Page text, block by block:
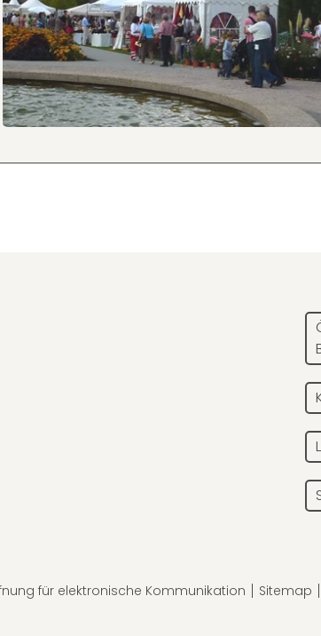
für elektronische Kommunikation Sitemap